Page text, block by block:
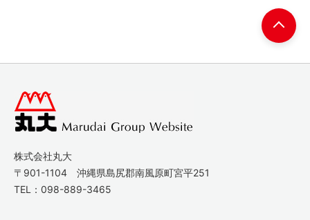
株式会社丸大
〒901-1104 沖縄県島尻郡南風原町宮平251
TEL： 098-889-3465